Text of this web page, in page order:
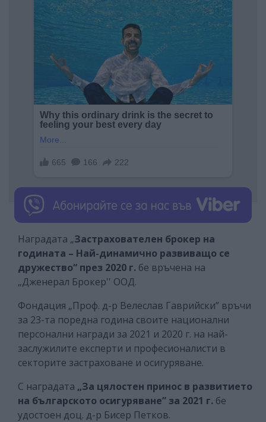
Наградата „Застрахователен брокер на
годината – Най-динамично развиващо се
дружество“ през 2020 г. бе връчена на
„Дженерал Брокер'' ООД.
Фондация „Проф. д-р Велеслав Гаврийски” връчи
за 23-та поредна година своите национални
персонални награди за 2021 и 2020 г. на най-
заслужилите експерти и професионалисти в
секторите застраховане и осигуряване.
С наградата „За цялостен принос в развитието
на българското осигуряване”за 2021 г. бе
удостоен доц. д-р Бисер Петков.